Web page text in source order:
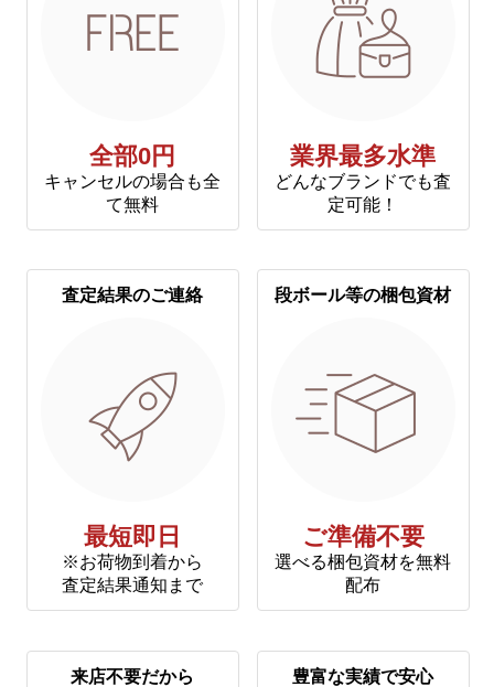
全部0円
キャンセルの場合も全
て無料
業界最多水準
どんなブランドでも査
定可能！
査定結果のご連絡
最短即日
※お荷物到着から
査定結果通知まで
段ボール等の梱包資材
ご準備不要
選べる梱包資材を無料
配布
来店不要だから 豊富な実績で安心